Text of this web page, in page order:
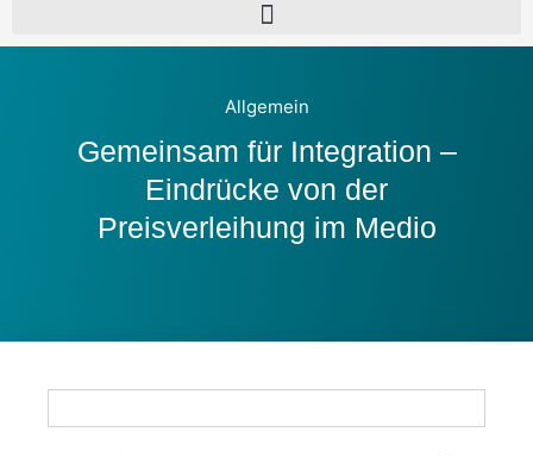
Allgemein
Gemeinsam für Integration –
Eindrücke von der
Preisverleihung im Medio